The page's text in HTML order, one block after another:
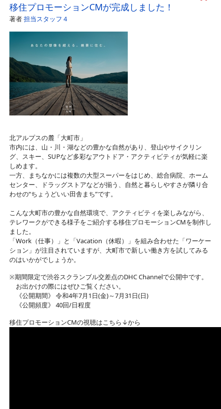
移住プロモーションCMが完成しました！
著者担当スタッフ４
北アルプスの麓「大町市」
市内には、山・川・湖などの豊かな自然があり、登山やサイクリン
グ、スキー、SUPなど多彩なアウトドア・アクティビティが気軽に楽
しめます。
一方、まちなかには複数の大型スーパーをはじめ、総合病院、ホーム
センター、ドラッグストアなどが揃う、自然と暮らしやすさが隣り合
わせの“ちょうどいい田舎まち”です。
こんな大町市の豊かな自然環境で、アクティビティを楽しみながら、
テレワークができる様子をご紹介する移住プロモーションCMを制作し
ました。
「Work（仕事）」と「Vacation（休暇）」を組み合わせた「ワーケー
ション」が注目されていますが、大町市で新しい働き方を試してみる
のはいかがでしょうか。
※期間限定で渋谷スクランブル交差点のDHC Channelで公開中です。
お出かけの際にはぜひご覧ください。
《公開期間》 令和4年7月1日(金)～7月31日(日)
《公開頻度》 40回/日程度
移住プロモーションCMの視聴はこちら↓から